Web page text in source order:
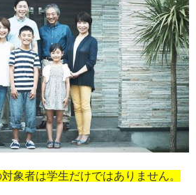
象者は学生だけではありません。